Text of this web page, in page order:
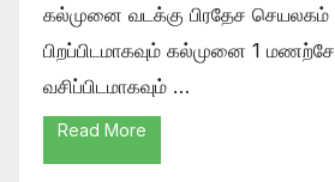
கல்முனை வடக்கு பிரதேச
பிறப்பிடமாகவும் கல்முனை 1
வசிப்பிடமாகவும் …
Read More